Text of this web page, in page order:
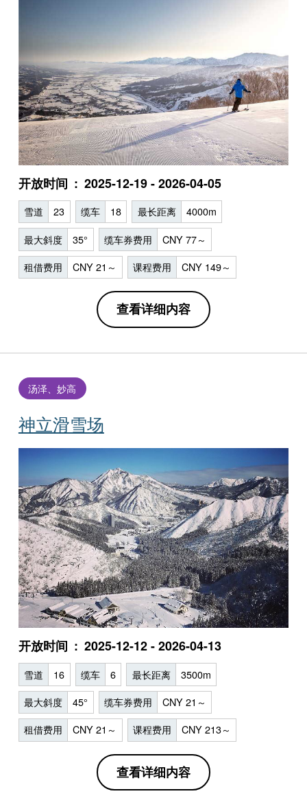
开放时间 2025-12-19 - 2026-04-05
雪道 23 缆车 18 最长距离 4000m
最大斜度 35° 缆车券费用 CNY 77～
租借费用 CNY 21～ 课程费用 CNY 149～
查看详细内容
神立滑雪场
汤泽、妙高
开放时间 2025-12-12 - 2026-04-13
雪道 16 缆车 6 最长距离 3500m
最大斜度 45° 缆车券费用 CNY 21～
租借费用 CNY 21～ 课程费用 CNY 213～
查看详细内容